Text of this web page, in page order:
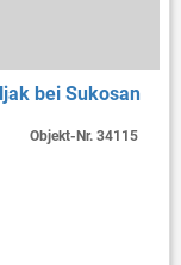
bei Sukosan
Objekt-Nr.34115